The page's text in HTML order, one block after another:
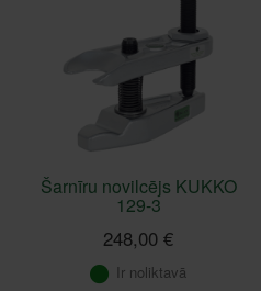
Šarnīru novilcējs KUKKO
129-3
248,00 €
Ir noliktavā